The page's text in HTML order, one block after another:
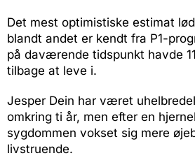
Det mest optimistiske estimat
blandt andet er kendt fra P1-
på daværende tidspunkt havde
tilbage at leve i.
Jesper Dein har været
omkring ti år, men efter en
sygdommen vokset sig mere
livstruende.